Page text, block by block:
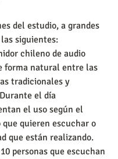
del estudio, a grandes
siguientes:
chileno de audio
forma natural entre las
tradicionales y
el día
el uso según el
quieren escuchar o
que están realizando.
personas que escuchan